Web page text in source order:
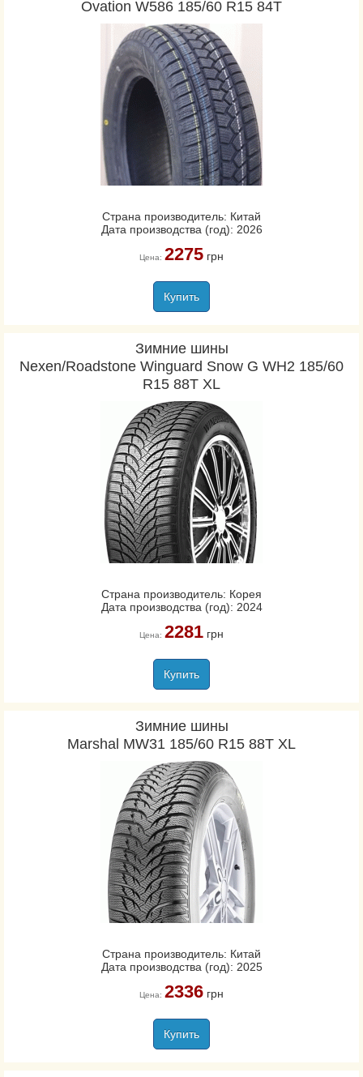
Ovation W586 185/60 R15 84T
Страна производитель: Китай
Дата производства (год): 2026
Цена: 2275грн
Купить
Зимние шины
Nexen/Roadstone Winguard Snow G WH2 185/60
R15 88T XL
Страна производитель: Корея
Дата производства (год): 2024
Цена: 2281грн
Купить
Зимние шины
Marshal MW31 185/60 R15 88T XL
Страна производитель: Китай
Дата производства (год): 2025
Цена: 2336грн
Купить